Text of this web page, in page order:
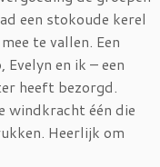
een stokoude kerel
te vallen. Een
en ik – een
heeft bezorgd.
windkracht één die
Heerlijk om